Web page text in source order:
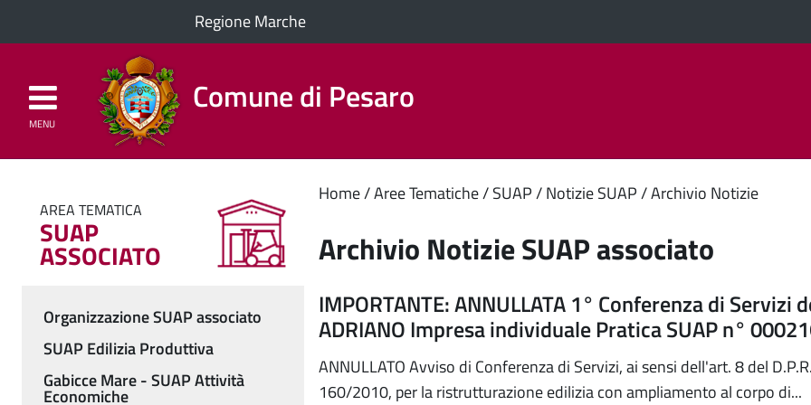
Regione Marche
Comune di Pesaro
MENU
Contenuto
principale
Home Aree Tematiche SUAP Notizie SUAP Archivio Notizie
Archivio Notizie SUAP associato
IMPORTANTE: ANNULLATA 1° Conferenza di Servizi
ADRIANO Impresa individuale Pratica SUAP n°
ANNULLATO Avviso di Conferenza di Servizi, ai sensi dell'art. 8 del D.P.R.
160/2010, per la ristrutturazione edilizia con ampliamento al corpo di...
AREA TEMATICA
SUAP
ASSOCIATO
Menu
Organizzazione SUAP associato
SUAP Edilizia Produttiva
Gabicce Mare - SUAP Attività
Economiche